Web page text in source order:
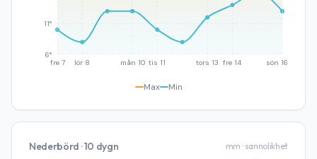
fre 7 lör 8 mån 10 tis 11 tors 13 fre 14 sön 16
6°
11°
Max Min
Nederbörd · 10 dygn mm · sannolikhet